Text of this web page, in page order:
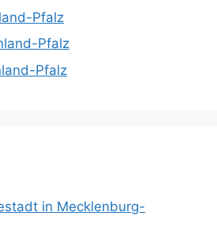
Pfalz
Pfalz
Pfalz
in Mecklenburg-